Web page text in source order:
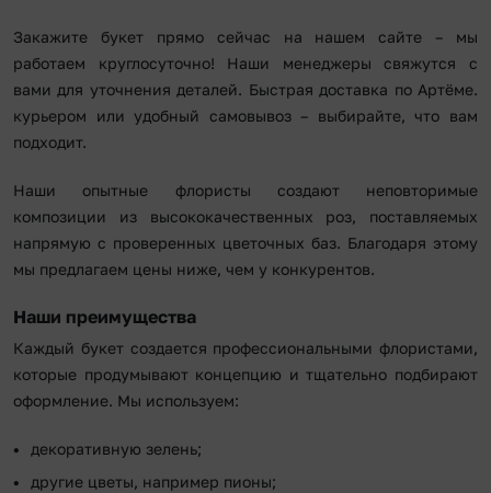
Закажите букет прямо сейчас на нашем сайте – мы
работаем круглосуточно! Наши менеджеры свяжутся с
вами для уточнения деталей. Быстрая доставка по Артёме.
курьером или удобный самовывоз – выбирайте, что вам
подходит.
Наши опытные флористы создают неповторимые
композиции из высококачественных роз, поставляемых
напрямую с проверенных цветочных баз. Благодаря этому
мы предлагаем цены ниже, чем у конкурентов.
Наши преимущества
Каждый букет создается профессиональными флористами,
которые продумывают концепцию и тщательно подбирают
оформление. Мы используем:
декоративную зелень;
другие цветы, например пионы;